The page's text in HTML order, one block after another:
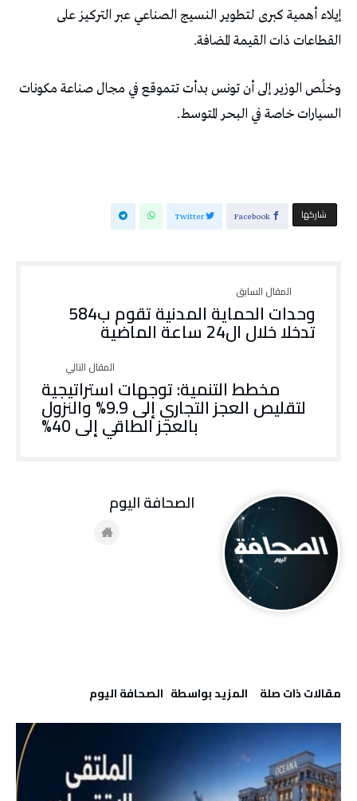
إيلاء أهمية كبرى لتطوير النسيج الصناعي عبر التركيز على
القطاعات ذات القيمة المضافة.
وخلُص الوزير إلى أن تونس بدأت تتموقع في مجال صناعة مكونات
السيارات خاصة في البحر المتوسط.
‫‫ شاركها‬ Facebook
Twitter
وحدات الحماية المدنية تقوم ب584
تدخلا خلال ال24 ساعة الماضية
مخطط التنمية: توجهات استراتيجية
لتقليص العجز التجاري إلى 9.9% والنزول
بالعجز الطاقي إلى 40%
‫مقالات ذات صلة‬ ‫‫المزيد بواسطة‬ ‬ ‭ ‬الصحافة‭ ‬اليوم